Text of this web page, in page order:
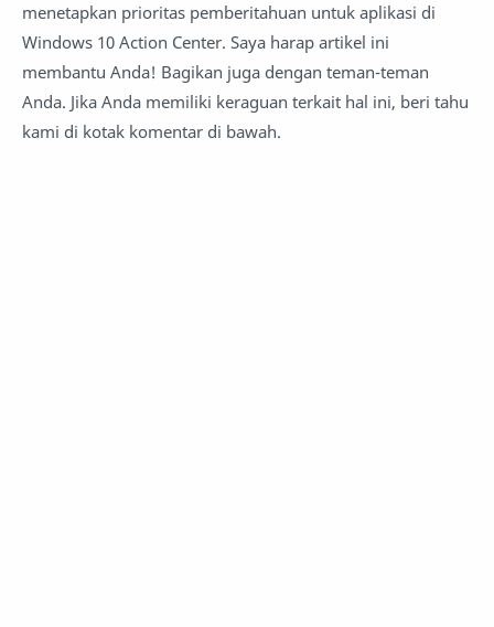
menetapkan prioritas pemberitahuan untuk aplikasi di
Windows 10 Action Center. Saya harap artikel ini
membantu Anda! Bagikan juga dengan teman-teman
Anda. Jika Anda memiliki keraguan terkait hal ini, beri tahu
kami di kotak komentar di bawah.